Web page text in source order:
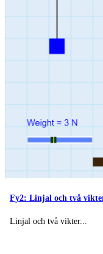
Fy2: Linjal och två
Linjal och två vikter...